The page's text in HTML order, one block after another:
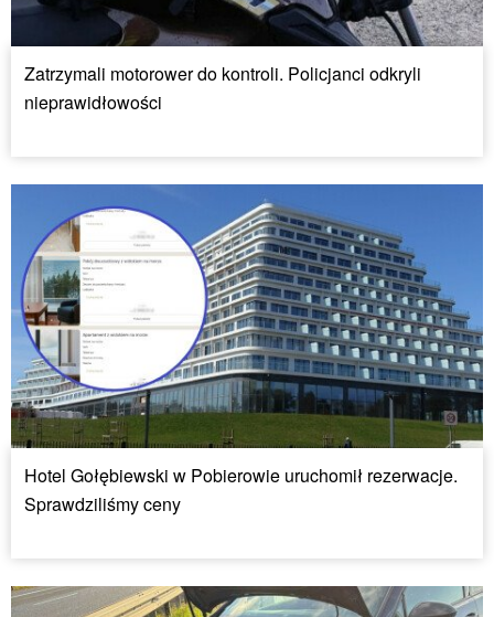
Zatrzymali motorower do kontroli. Policjanci odkryli
nieprawidłowości
Hotel Gołębiewski w Pobierowie uruchomił rezerwacje.
Sprawdziliśmy ceny